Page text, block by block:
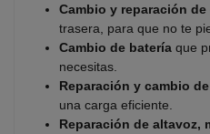
Cambio y reparación
trasera, para que no te
Cambio de batería que
necesitas.
Reparación y cambio
una carga eficiente.
Reparación de altavoz,